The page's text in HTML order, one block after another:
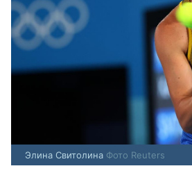
Элина Свитолина Фото Reuters